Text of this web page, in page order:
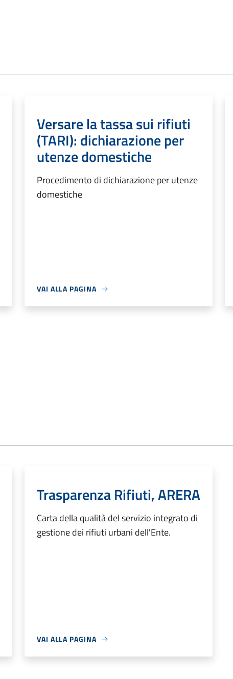
Versare la tassa sui rifiuti
(TARI): dichiarazione per
utenze domestiche
Procedimento di dichiarazione per utenze
domestiche
VAI ALLA PAGINA
Trasparenza Rifiuti, ARERA
Carta della qualità del servizio integrato di
gestione dei rifiuti urbani dell'Ente.
VAI ALLA PAGINA